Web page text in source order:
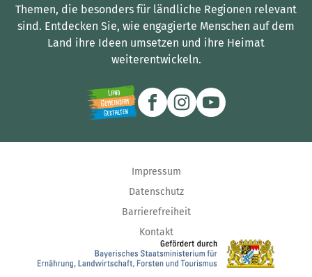
Themen, die besonders für ländliche Regionen relevant
sind. Entdecken Sie, wie engagierte Menschen auf dem
Land ihre Ideen umsetzen und ihre Heimat
weiterentwickeln.
Impressum
Datenschutz
Barrierefreiheit
Kontakt